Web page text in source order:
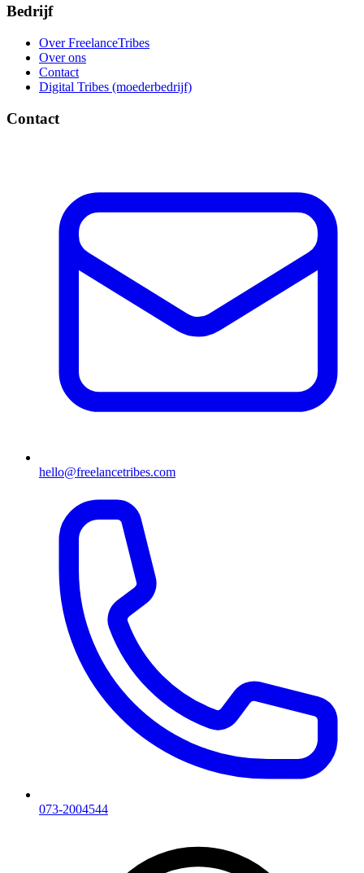
Bedrijf
Over FreelanceTribes
Over ons
Contact
Digital Tribes (moederbedrijf)
Contact
hello@freelancetribes.com
073-2004544